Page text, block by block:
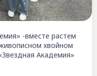
-вместе растем
хвойном
Академия»